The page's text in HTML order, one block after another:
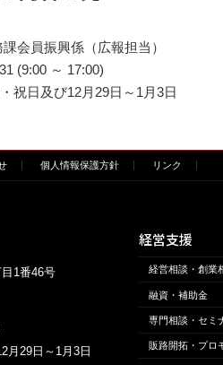
会員振興係（広報担当）
(9:00 ～ 17:00)
祝日及び12月29日～1月3日
個人情報保護方針 リンク
1番46号
月29日～1月3日
経営支援
経営相談・創業
融資・補助金
専門相談・セミ
販路開拓・プロ